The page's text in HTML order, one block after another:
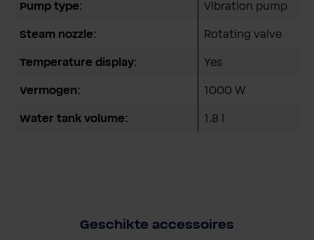
Pump type: Vibration pump
Steam nozzle: Rotating valve
Temperature display: Yes
Vermogen: 1000 W
Water tank volume: 1.8 l
Geschikte accessoires